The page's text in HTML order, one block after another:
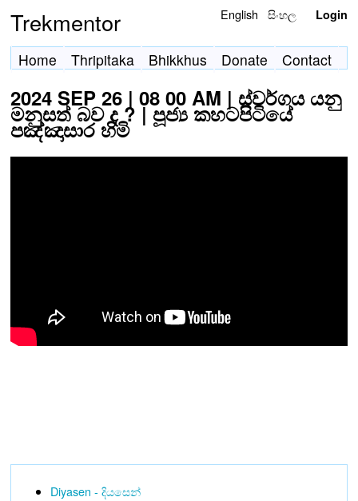
Trekmentor English සිංහල Login
Home Thripitaka Bhikkhus Donate Contact
2024 SEP 26 | 08 00 AM | ස්වර්ගය යනු
මනුසත් බව ද ? | පූජ්‍ය කහටපිටියේ
පඤ්ඤාසාර හිමි
Diyasen - දියසෙන්